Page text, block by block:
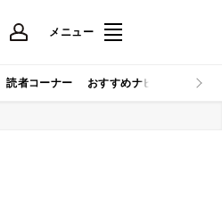
メニュー
読者コーナー おすすめナビ マイナビ